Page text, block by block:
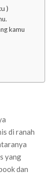
)
kamu
di ranah
yang
dan